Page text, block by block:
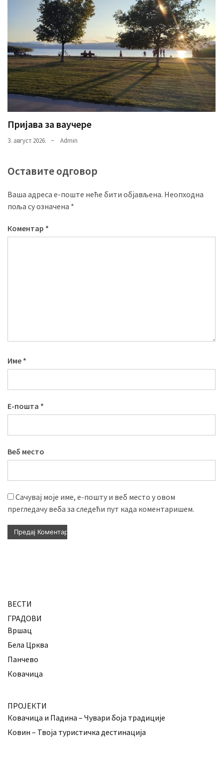
Пријава за ваучере
3. август 2026. Admin
Оставите одговор
Ваша адреса е-поште неће бити објављена. Неопходна
поља су означена *
Коментар *
Име *
Е-пошта *
Веб место
Сачувај моје име, е-пошту и веб место у овом
прегледачу веба за следећи пут када коментаришем.
ВЕСТИ
ГРАДОВИ
Вршац
Бела Црква
Панчево
Ковачица
ПРОЈЕКТИ
Ковачица и Падина – Чувари боја традиције
Ковин – Твоја туристичка дестинација